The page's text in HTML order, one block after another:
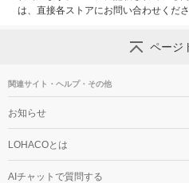
は、直接各ストアにお問い合わせくださ
ページ
関連サイト・ヘルプ・その他
お知らせ
LOHACOとは
AIチャットで質問する